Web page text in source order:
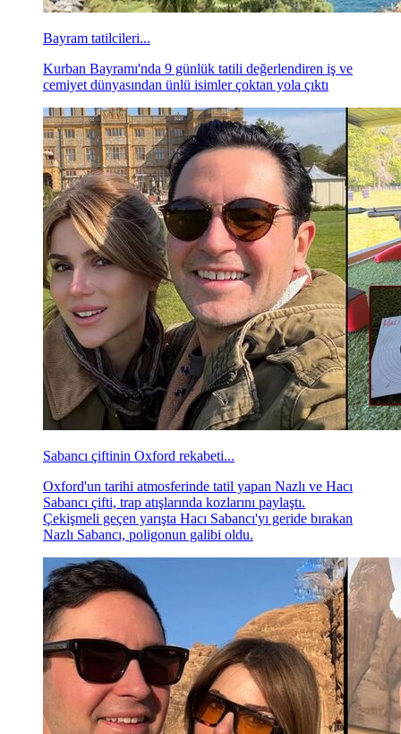
Bayram tatilcileri...
Kurban Bayramı'nda 9 günlük tatili değerlendiren iş ve
cemiyet dünyasından ünlü isimler çoktan yola çıktı
Sabancı çiftinin Oxford rekabeti...
Oxford'un tarihi atmosferinde tatil yapan Nazlı ve Hacı
Sabancı çifti, trap atışlarında kozlarını paylaştı.
Çekişmeli geçen yarışta Hacı Sabancı'yı geride bırakan
Nazlı Sabancı, poligonun galibi oldu.